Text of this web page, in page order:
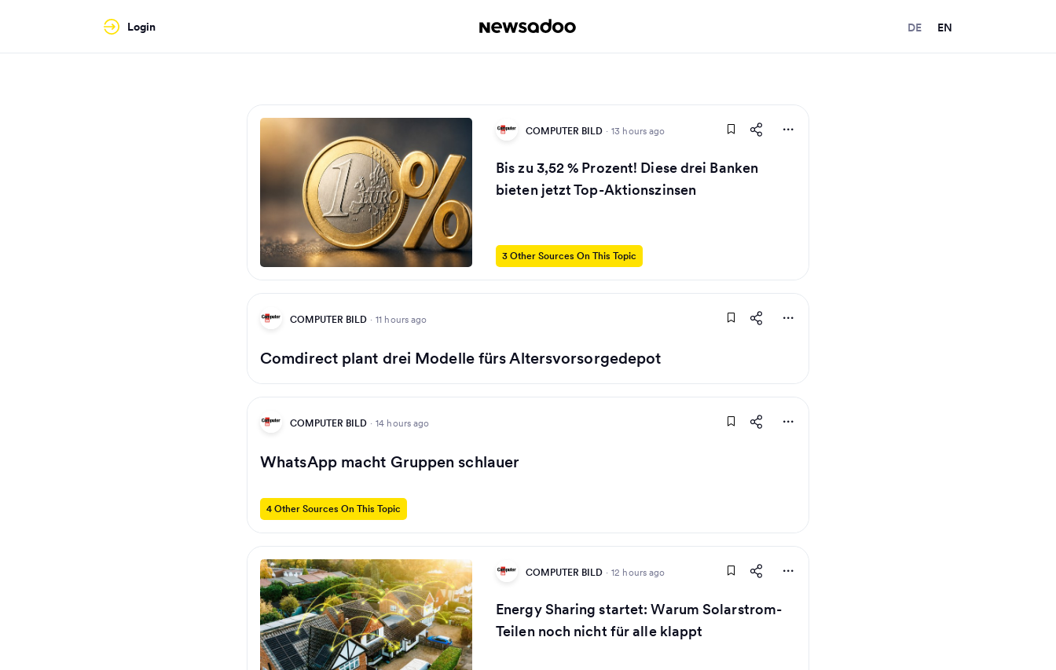
Login DE EN
COMPUTER BILD · 13 hours ago
Bis zu 3,52 % Prozent! Diese drei Banken
bieten jetzt Top-Aktionszinsen
3 Other Sources On This Topic
COMPUTER BILD · 11 hours ago
Comdirect plant drei Modelle fürs Altersvorsorgedepot
COMPUTER BILD · 14 hours ago
WhatsApp macht Gruppen schlauer
4 Other Sources On This Topic
COMPUTER BILD · 12 hours ago
Energy Sharing startet: Warum Solarstrom-
Teilen noch nicht für alle klappt